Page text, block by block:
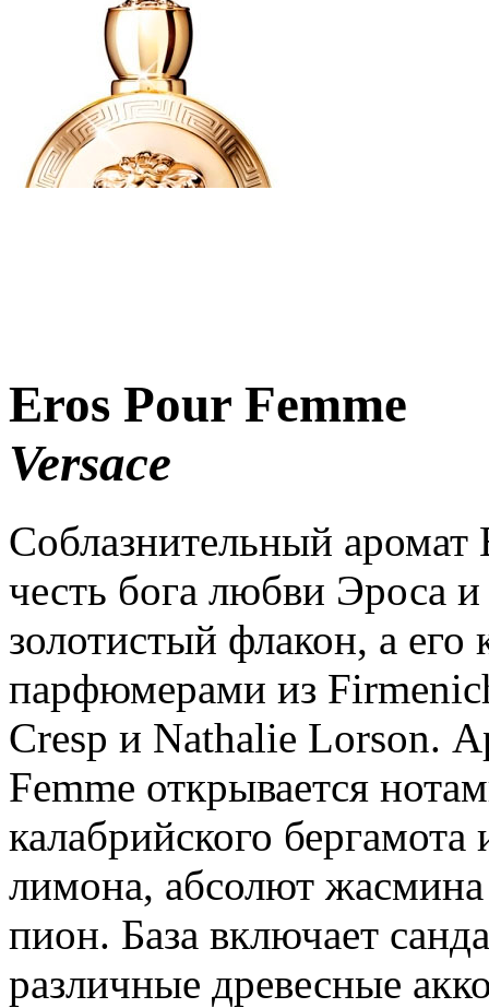
Eros Pour Femme
Versace
Соблазнительный аромат
честь бога любви Эроса
золотистый флакон, а его
парфюмерами из
Cresp и Nathalie Lorson.
Femme открывается
калабрийского бергамота
лимона, абсолют
пион. База включает
различные древесные